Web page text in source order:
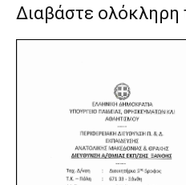
Διαβάστε ολόκληρη